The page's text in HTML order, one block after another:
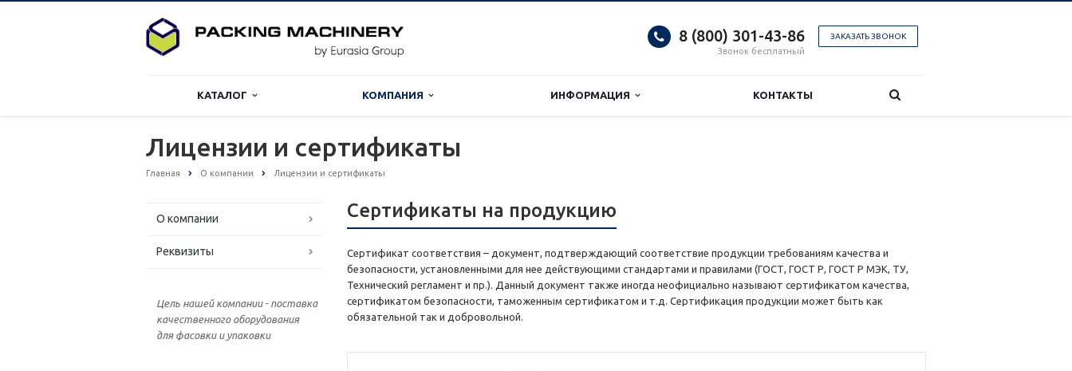
ЗАКАЗАТЬ ЗВОНОК
8 (800) 301-43-86
Звонок бесплатный
КАТАЛОГ КОМПАНИЯ ИНФОРМАЦИЯ КОНТАКТЫ
Лицензии и сертификаты
Главная О компании Лицензии и сертификаты
О компании
Реквизиты
Цель нашей компании - поставка
качественного оборудования
для фасовки и упаковки
Сертификаты на продукцию
Сертификат соответствия – документ, подтверждающий соответствие продукции требованиям качества и
безопасности, установленными для нее действующими стандартами и правилами (ГОСТ, ГОСТ Р, ГОСТ Р МЭК, ТУ,
Технический регламент и пр.). Данный документ также иногда неофициально называют сертификатом качества,
сертификатом безопасности, таможенным сертификатом и т.д. Сертификация продукции может быть как
обязательной так и добровольной.